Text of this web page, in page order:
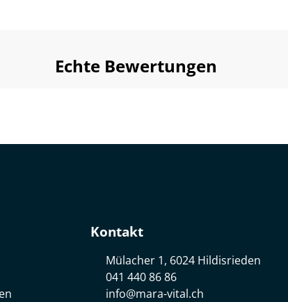
Echte Bewertungen
Kontakt
Mülacher 1, 6024 Hildisrieden
041 440 86 86
info@mara-vital.ch